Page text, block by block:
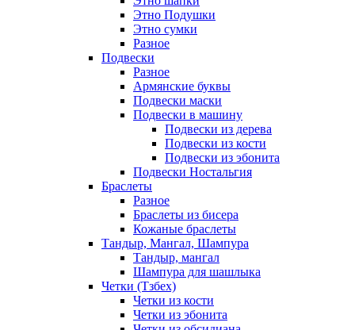
Этно Подушки
Этно сумки
Разное
Подвески
Разное
Армянские буквы
Подвески маски
Подвески в машину
Подвески из дерева
Подвески из кости
Подвески из эбонита
Подвески Ностальгия
Браслеты
Разное
Браслеты из бисера
Кожаные браслеты
Тандыр, Мангал, Шампура
Тандыр, мангал
Шампура для шашлыка
Четки (Тзбех)
Четки из кости
Четки из эбонита